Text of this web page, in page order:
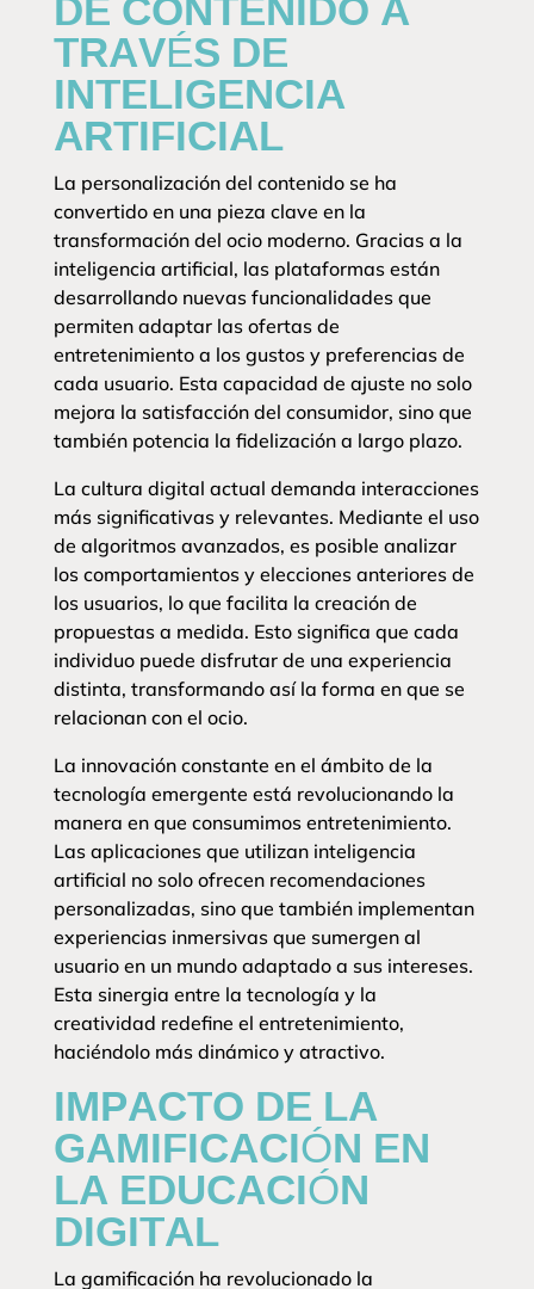
TRAVÉS DE
INTELIGENCIA
ARTIFICIAL
La personalización del contenido se ha
convertido en una pieza clave en la
transformación del ocio moderno. Gracias a la
inteligencia artificial, las plataformas están
desarrollando nuevas funcionalidades que
permiten adaptar las ofertas de
entretenimiento a los gustos y preferencias de
cada usuario. Esta capacidad de ajuste no solo
mejora la satisfacción del consumidor, sino que
también potencia la fidelización a largo plazo.
La cultura digital actual demanda interacciones
más significativas y relevantes. Mediante el uso
de algoritmos avanzados, es posible analizar
los comportamientos y elecciones anteriores de
los usuarios, lo que facilita la creación de
propuestas a medida. Esto significa que cada
individuo puede disfrutar de una experiencia
distinta, transformando así la forma en que se
relacionan con el ocio.
La innovación constante en el ámbito de la
tecnología emergente está revolucionando la
manera en que consumimos entretenimiento.
Las aplicaciones que utilizan inteligencia
artificial no solo ofrecen recomendaciones
personalizadas, sino que también implementan
experiencias inmersivas que sumergen al
usuario en un mundo adaptado a sus intereses.
Esta sinergia entre la tecnología y la
creatividad redefine el entretenimiento,
haciéndolo más dinámico y atractivo.
IMPACTO DE LA
GAMIFICACIÓN EN
LA EDUCACIÓN
DIGITAL
La gamificación ha revolucionado la